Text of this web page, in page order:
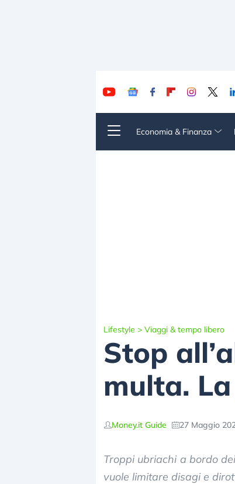
Economia & Finanza
Lifestyle > Viaggi & tempo libero
Stop
multa.
Money.it Guide 27 Maggio
Troppi ubriachi a bordo
vuole limitare disagi e